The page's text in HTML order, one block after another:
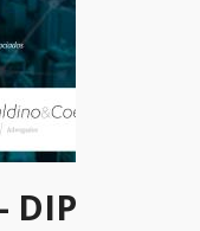
DIP